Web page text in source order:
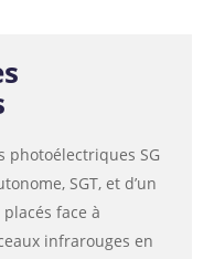
photoélectriques SG
SGT, et d’un
face à
infrarouges en